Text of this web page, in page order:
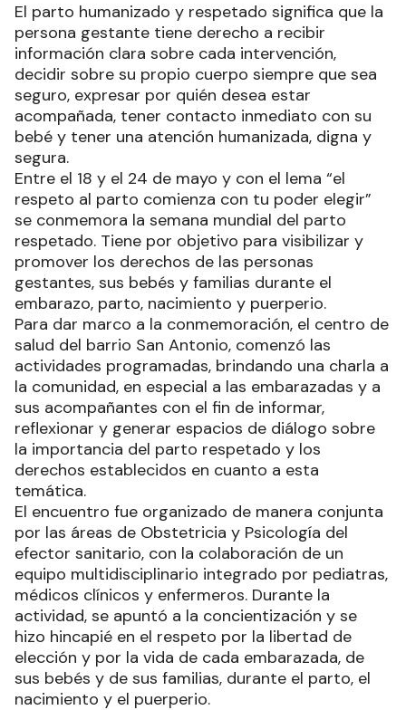
El parto humanizado y respetado significa que la
persona gestante tiene derecho a recibir
información clara sobre cada intervención,
decidir sobre su propio cuerpo siempre que sea
seguro, expresar por quién desea estar
acompañada, tener contacto inmediato con su
bebé y tener una atención humanizada, digna y
segura.
Entre el 18 y el 24 de mayo y con el lema “el
respeto al parto comienza con tu poder elegir”
se conmemora la semana mundial del parto
respetado. Tiene por objetivo para visibilizar y
promover los derechos de las personas
gestantes, sus bebés y familias durante el
embarazo, parto, nacimiento y puerperio.
Para dar marco a la conmemoración, el centro de
salud del barrio San Antonio, comenzó las
actividades programadas, brindando una charla a
la comunidad, en especial a las embarazadas y a
sus acompañantes con el fin de informar,
reflexionar y generar espacios de diálogo sobre
la importancia del parto respetado y los
derechos establecidos en cuanto a esta
temática.
El encuentro fue organizado de manera conjunta
por las áreas de Obstetricia y Psicología del
efector sanitario, con la colaboración de un
equipo multidisciplinario integrado por pediatras,
médicos clínicos y enfermeros. Durante la
actividad, se apuntó a la concientización y se
hizo hincapié en el respeto por la libertad de
elección y por la vida de cada embarazada, de
sus bebés y de sus familias, durante el parto, el
nacimiento y el puerperio.